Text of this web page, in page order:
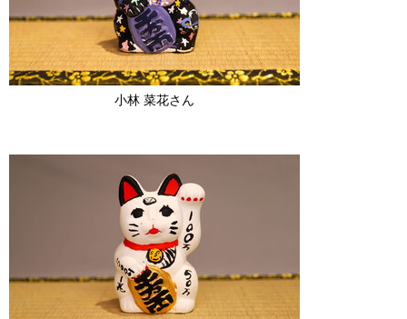
小林 菜花さん